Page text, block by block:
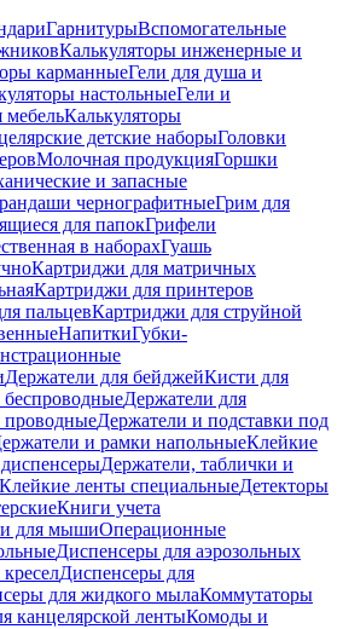
ГарнитурыВспомогательные
Калькуляторы инженерные и
карманныеГели для душа и
настольныеГели и
мебельКалькуляторы
детские наборыГоловки
Молочная продукцияГоршки
и запасные
чернографитныеГрим для
для папокГрифели
в наборахГуашь
Картриджи для матричных
Картриджи для принтеров
пальцевКартриджи для струйной
НапиткиГубки-
Держатели для бейджейКисти для
Держатели для
проводныеДержатели и подставки под
и рамки напольныеКлейкие
Держатели, таблички и
Клейкие ленты специальныеДетекторы
Книги учета
для мышиОперационные
Диспенсеры для аэрозольных
Диспенсеры для
для жидкого мылаКоммутаторы
канцелярской лентыКомоды и